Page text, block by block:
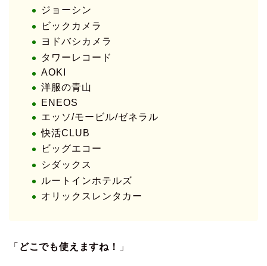
ジョーシン
ビックカメラ
ヨドバシカメラ
タワーレコード
AOKI
洋服の青山
ENEOS
エッソ/モービル/ゼネラル
快活CLUB
ビッグエコー
シダックス
ルートインホテルズ
オリックスレンタカー
「 どこでも使えますね！ 」